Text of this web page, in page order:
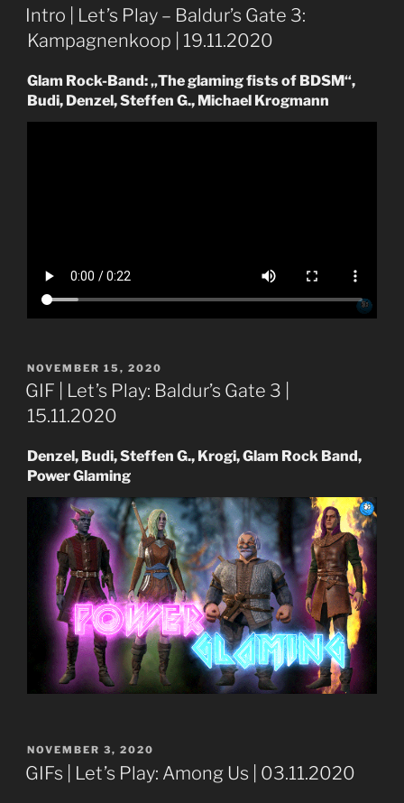
AM
Intro | Let’s Play – Baldur’s Gate 3:
Kampagnenkoop | 19.11.2020
Glam Rock-Band: „The glaming fists of BDSM“,
Budi, Denzel, Steffen G., Michael Krogmann
VERÖFFENTLICHT
AM
NOVEMBER 15, 2020
GIF | Let’s Play: Baldur’s Gate 3 |
15.11.2020
Denzel, Budi, Steffen G., Krogi, Glam Rock Band,
Power Glaming
VERÖFFENTLICHT
AM
NOVEMBER 3, 2020
GIFs | Let’s Play: Among Us | 03.11.2020